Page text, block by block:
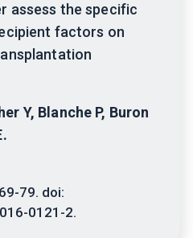
assess the specific
factors on
Y, Blanche P, Buron
79. doi:
0121-2.